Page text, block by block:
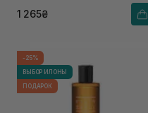
1 265₴
-25%
ВЫБОР ИЛОНЫ
ПОДАРОК